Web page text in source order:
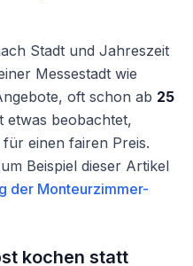
Stadt und Jahreszeit
Messestadt wie
oft schon ab 25
etwas beobachtet,
einen fairen Preis.
Beispiel dieser Artikel
der Monteurzimmer-
kochen statt